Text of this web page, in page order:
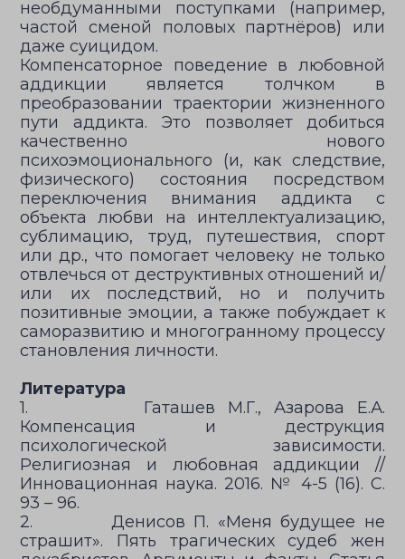
необдуманными поступками (например,
частой сменой половых партнёров) или
даже суицидом.
Компенсаторное поведение в любовной
аддикции является толчком в
преобразовании траектории жизненного
пути аддикта. Это позволяет добиться
качественно нового
психоэмоционального (и, как следствие,
физического) состояния посредством
переключения внимания аддикта с
объекта любви на интеллектуализацию,
сублимацию, труд, путешествия, спорт
или др., что помогает человеку не только
отвлечься от деструктивных отношений и/
или их последствий, но и получить
позитивные эмоции, а также побуждает к
саморазвитию и многогранному процессу
становления личности.
Литература
1. Гаташев М.Г., Азарова Е.А.
Компенсация и деструкция
психологической зависимости.
Религиозная и любовная аддикции //
Инновационная наука. 2016. № 4-5 (16). С.
93 – 96.
2. Денисов П. «Меня будущее не
страшит». Пять трагических судеб жен